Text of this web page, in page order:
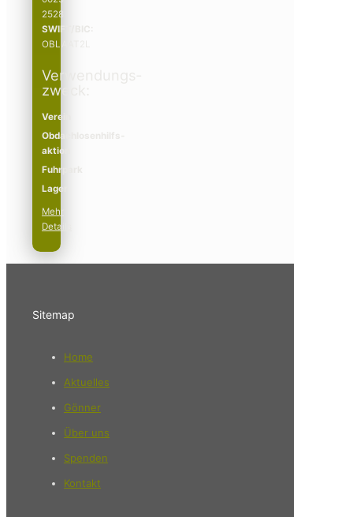
2528
SWIFT/BIC:
OBLAAT2L
Verwendungs­­
zweck:
Verein
Obdachlosenhilfs­­
aktion
Fuhrpark
Lager
Mehr
Details
Sitemap
Home
Aktuelles
Gönner
Über uns
Spenden
Kontakt